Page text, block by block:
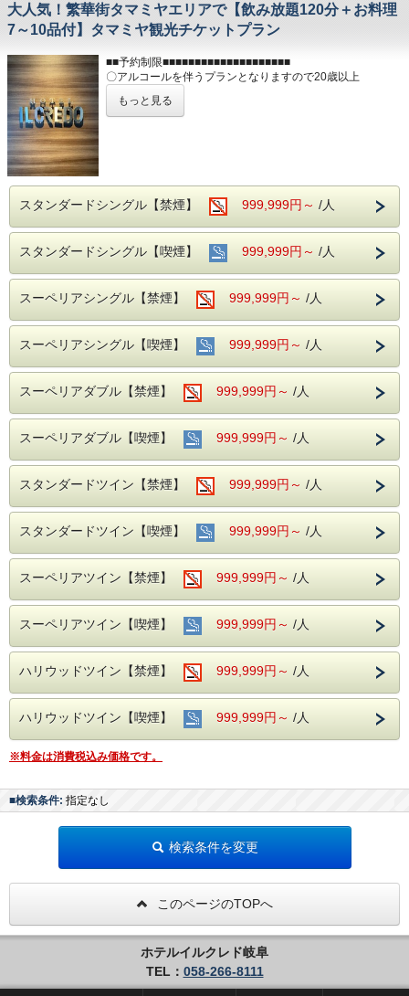
名鉄岐阜駅より徒歩2分
【JR名古屋駅から快速18分】
お車:名神高速道、一宮ICから30分
【駐車場のご案内】
＊当ホテルの専用駐車場はございませんが有料駐車場との契
約をしております。
①ホテル隣接契約駐車場
まで車両通行規制がございます。
②名鉄協商【岐阜第２】24時間営業 車高220cm以下
③安田商事パーキング 24時間営業 車高220cm以下
宿泊駐車券（1泊）￥1，000をフロントで販売いたしており
ます。
（注1）①の駐車場は営業時間外の入出庫ができません。
（注2）②、③の駐車場は自動精算機式の為、入出庫の都度
（注3）バス／トラック／バイクは駐車スペースがございま
せん。
大人気！繁華街タマミヤエリアで【飲み放題120分＋お料理
7～10品付】タマミヤ観光チケットプラン
■■予約制限■■■■■■■■■■■■■■■■■■■■
〇アルコールを伴うプランとなりますので20歳以上
岐阜駅北地域には400店舗以上の居酒屋がある岐阜の繁華街
〇計18店舗の中から飲み放題120分（LO90分）＋お任せ料
《利用可能店舗》
１．大衆アメリカン肉酒場 サニーデイズ ２．和食バル ふわ
り ３．まぐろう ４．玉宮大飯店 ５．藤澤肉店 ６．穴ＧＵＲ
Ａ ７．海鮮ビストロ酒場 とんぼ ８．箱屋 岐阜
９．ＲＵＢＥＴＴＡ １０．雅じゃぽ １１．さんぞう １２．
備長吉兆や １３．焼肉エース
１４．炙り牛兵衛 １５．ぶらっ菜 本店 １６．キッチン喰な
べ １７．堀蔵 岐阜
１８．ござるさ
《利用有効期限》
〇宿泊日の翌日まで
《チケットご利用につきまして》
・店舗へご入店の際にチケットをスタッフにお渡しください
をして頂くことをお勧めします
・ご希望の店舗が満席等の理由により、ご利用頂けなかった
場合は返金致しかねます
・チケットの盗難・紛失に対しては責任を負いません
・現金との引換、払い戻しは致しません。又、釣銭はでませ
ん
・営業時間、定休日などが変更する場合もございますので各
店舗にご確認ください。
◆インターネット接続◆
WiFi完備(無料・使い放題) *有線接続はできません。
◆アクセス◆
電車:JR岐阜駅 長良口より徒歩3分 名鉄岐阜駅より徒歩2分
お車:名神高速道、一宮ICから30分
【駐車場のご案内】
＊当ホテルの専用駐車場はございませんが有料駐車場との契
①ホテル隣接契約駐車場
営業時間 7：00～23：00 制限 車高155cm以下、車幅185cm
※注意※ こちらの駐車場への道路は、午後５時～午後９時
まで車両通行規制がございます。
②名鉄協商【岐阜第２】24時間営業 車高220cm以下
宿泊駐車券（1泊）￥1，000をフロントで販売いたしており
ます。
（注1）①の駐車場は営業時間外の入出庫ができません。
（注2）②、③の駐車場は自動精算機式の為、入出庫の都度
料金が必要
もっと見る
スタンダードシングル【禁煙】 999,999円～ /人
スタンダードシングル【喫煙】 999,999円～ /人
スーペリアシングル【禁煙】 999,999円～ /人
スーペリアシングル【喫煙】 999,999円～ /人
スーペリアダブル【禁煙】 999,999円～ /人
スーペリアダブル【喫煙】 999,999円～ /人
スタンダードツイン【禁煙】 999,999円～ /人
スタンダードツイン【喫煙】 999,999円～ /人
スーペリアツイン【禁煙】 999,999円～ /人
スーペリアツイン【喫煙】 999,999円～ /人
ハリウッドツイン【禁煙】 999,999円～ /人
ハリウッドツイン【喫煙】 999,999円～ /人
※料金は消費税込み価格です。
■検索条件: 指定なし
検索条件を変更
このページのTOPへ
ホテルイルクレド岐阜
TEL： 058-266-8111